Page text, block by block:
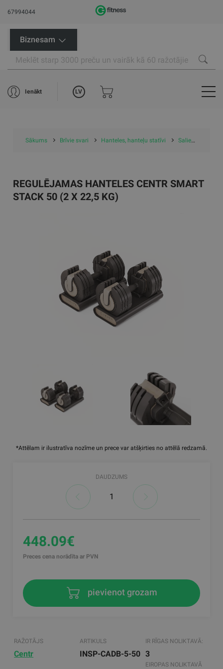
67994044
Biznesam
Ienākt LV
Sākums Brīvie svari Hanteles, hanteļu statīvi Saliekamās hanteles
*Attēlam ir ilustratīva nozīme un prece var atšķirties no attēlā redzamā.
REGULĒJAMAS HANTELES CENTR SMART
STACK 50 (2 X 22,5 KG)
DAUDZUMS
448.09€
Preces cena norādīta ar PVN
pievienot grozam
RAŽOTĀJS
Centr
ARTIKULS
INSP-CADB-5-50
IR RĪGAS NOLIKTAVĀ:
3
EIROPAS NOLIKTAVĀ